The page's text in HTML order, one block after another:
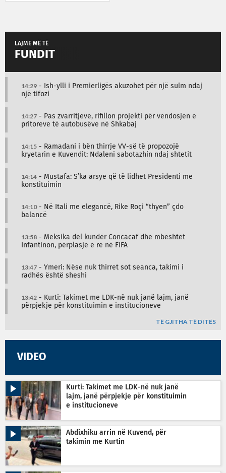
LAJME MË TË
FUNDIT
14:29 - Ish-ylli i Premierligës akuzohet për një sulm ndaj
një tifozi
14:27 - Pas zvarritjeve, rifillon projekti për vendosjen e
pritoreve të autobusëve në Shkabaj
14:15 - Ramadani i bën thirrje VV-së të propozojë
kryetarin e Kuvendit: Ndaleni sabotazhin ndaj shtetit
14:14 - Mustafa: S’ka arsye që të lidhet Presidenti me
konstituimin
14:10- Në Itali me elegancë, Rike Roçi “thyen” çdo
balancë
13:58 - Meksika del kundër Concacaf dhe mbështet
Infantinon, përplasje e re në FIFA
13:47 - Ymeri: Nëse nuk thirret sot seanca, takimi i
radhës është sheshi
13:42 - Kurti: Takimet me LDK-në nuk janë lajm, janë
përpjekje për konstituimin e institucioneve
TË GJITHA TË DITËS
VIDEO
Kurti: Takimet me LDK-në nuk janë
lajm, janë përpjekje për konstituimin
e institucioneve
Abdixhiku arrin në Kuvend, për
takimin me Kurtin